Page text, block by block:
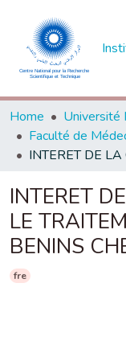
Home
INTERET
LE
BENINS
fre